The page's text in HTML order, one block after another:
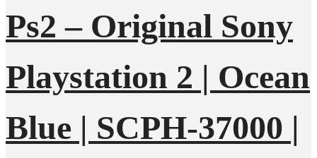
Ps2 – Original Sony
Playstation 2 | Ocean
Blue | SCPH-37000 |